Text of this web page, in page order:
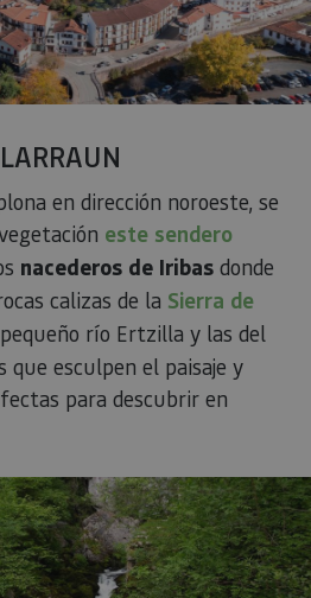
en dirección noroeste, se
este sendero
nacederos de Iribas donde
calizas de la Sierra de
río Ertzilla y las del
que esculpen el paisaje y
para descubrir en